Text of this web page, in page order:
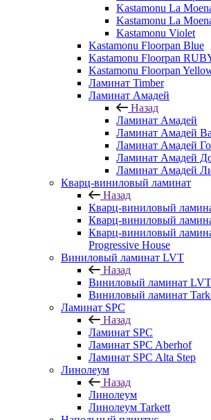
Kastamonu La
Kastamonu La
Kastamonu Violet
Kastamonu Floorpan Blue
Kastamonu Floorpan
Kastamonu Floorpan
Ламинат Timber
Ламинат Амадей
Назад
Ламинат Амадей
Ламинат Амадей
Ламинат Амадей
Ламинат Амадей
Ламинат Амадей
Кварц-виниловый ламинат
Назад
Кварц-виниловый
Кварц-виниловый
Кварц-виниловый
Progressive House
Виниловый ламинат LVT
Назад
Виниловый ламинат LVT
Виниловый ламинат
Ламинат SPC
Назад
Ламинат SPC
Ламинат SPC Aberhof
Ламинат SPC Alta Step
Линолеум
Назад
Линолеум
Линолеум Tarkett